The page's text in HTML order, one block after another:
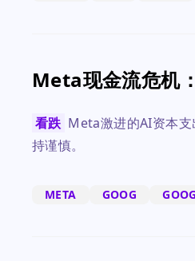
Meta现金流危机
看跌 Meta激进的AI资本支
持谨慎。
META GOOG